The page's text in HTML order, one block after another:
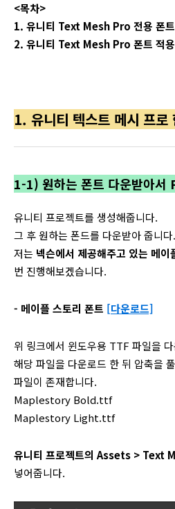
<목차>
1. 유니티 Text Mesh Pro 전용 폰
2. 유니티 Text Mesh Pro 폰트 적
1. 유니티 텍스트 메시 프로
1-1) 원하는 폰트 다운받아서
유니티 프로젝트를 생성해줍니다.
그 후 원하는 폰드를 다운받아 줍니다.
저는 넥슨에서 제공해주고 있는 메이
번 진행해보겠습니다.
- 메이플 스토리 폰트 [다운로드]
위 링크에서 윈도우용 TTF 파일을
해당 파일을 다운로드 한 뒤 압축을
파일이 존재합니다.
Maplestory Bold.ttf
Maplestory Light.ttf
유니티 프로젝트의 Assets > Text
넣어줍니다.